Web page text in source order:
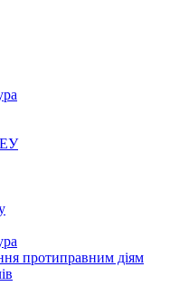
протиправним діям